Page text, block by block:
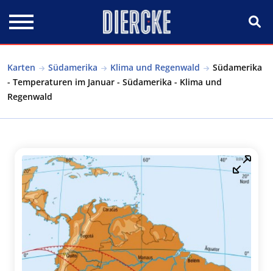
Karten Südamerika Klima und Regenwald
Südamerika
- Temperaturen im Januar - Südamerika - Klima und
Regenwald